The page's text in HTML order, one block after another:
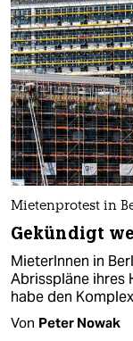
Mietenprotest in
Gekündigt
MieterInnen in
Abrisspläne ihres
habe den
Von Peter Nowak